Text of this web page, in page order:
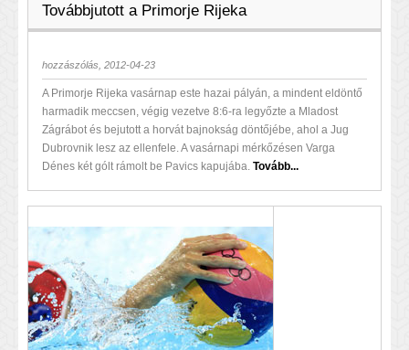
Továbbjutott a Primorje Rijeka
hozzászólás, 2012-04-23
A Primorje Rijeka vasárnap este hazai pályán, a mindent eldöntő
harmadik meccsen, végig vezetve 8:6-ra legyőzte a Mladost
Zágrábot és bejutott a horvát bajnokság döntőjébe, ahol a Jug
Dubrovnik lesz az ellenfele. A vasárnapi mérkőzésen Varga
Dénes két gólt rámolt be Pavics kapujába. Tovább...